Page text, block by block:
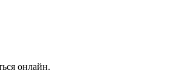
онлайн.